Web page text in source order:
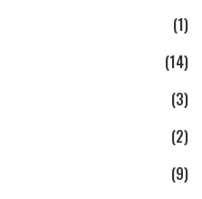
(1)
(14)
(3)
(2)
(9)